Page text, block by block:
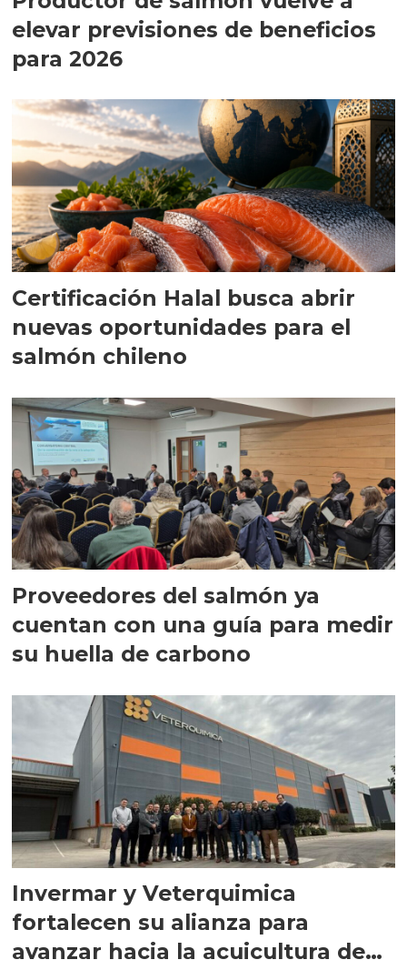
elevar previsiones de beneficios
para 2026
Certificación Halal busca abrir
nuevas oportunidades para el
salmón chileno
Proveedores del salmón ya
cuentan con una guía para medir
su huella de carbono
Invermar y Veterquimica
fortalecen su alianza para
avanzar hacia la acuicultura de